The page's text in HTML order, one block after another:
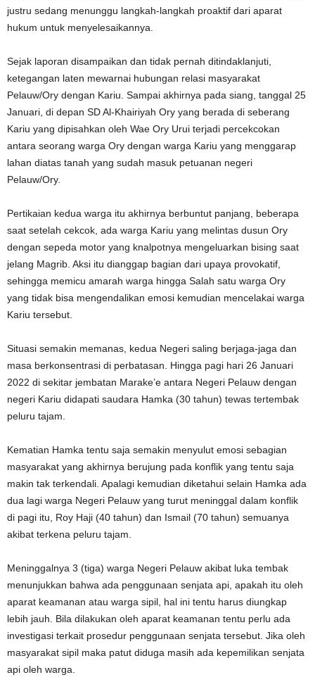
justru sedang menunggu langkah-langkah proaktif dari aparat
hukum untuk menyelesaikannya.
Sejak laporan disampaikan dan tidak pernah ditindaklanjuti,
ketegangan laten mewarnai hubungan relasi masyarakat
Pelauw/Ory dengan Kariu. Sampai akhirnya pada siang, tanggal 25
Januari, di depan SD Al-Khairiyah Ory yang berada di seberang
Kariu yang dipisahkan oleh Wae Ory Urui terjadi percekcokan
antara seorang warga Ory dengan warga Kariu yang menggarap
lahan diatas tanah yang sudah masuk petuanan negeri
Pelauw/Ory.
Pertikaian kedua warga itu akhirnya berbuntut panjang, beberapa
saat setelah cekcok, ada warga Kariu yang melintas dusun Ory
dengan sepeda motor yang knalpotnya mengeluarkan bising saat
jelang Magrib. Aksi itu dianggap bagian dari upaya provokatif,
sehingga memicu amarah warga hingga Salah satu warga Ory
yang tidak bisa mengendalikan emosi kemudian mencelakai warga
Kariu tersebut.
Situasi semakin memanas, kedua Negeri saling berjaga-jaga dan
masa berkonsentrasi di perbatasan. Hingga pagi hari 26 Januari
2022 di sekitar jembatan Marake’e antara Negeri Pelauw dengan
negeri Kariu didapati saudara Hamka (30 tahun) tewas tertembak
peluru tajam.
Kematian Hamka tentu saja semakin menyulut emosi sebagian
masyarakat yang akhirnya berujung pada konflik yang tentu saja
makin tak terkendali. Apalagi kemudian diketahui selain Hamka ada
dua lagi warga Negeri Pelauw yang turut meninggal dalam konflik
di pagi itu, Roy Haji (40 tahun) dan Ismail (70 tahun) semuanya
akibat terkena peluru tajam.
Meninggalnya 3 (tiga) warga Negeri Pelauw akibat luka tembak
menunjukkan bahwa ada penggunaan senjata api, apakah itu oleh
aparat keamanan atau warga sipil, hal ini tentu harus diungkap
lebih jauh. Bila dilakukan oleh aparat keamanan tentu perlu ada
investigasi terkait prosedur penggunaan senjata tersebut. Jika oleh
masyarakat sipil maka patut diduga masih ada kepemilikan senjata
api oleh warga.